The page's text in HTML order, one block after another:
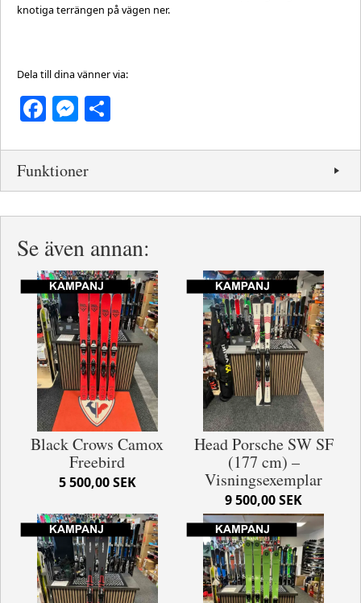
knotiga terrängen på vägen ner.
Dela till dina vänner via:
Facebook
Messenger
Funktioner
Se även annan:
Black Crows Camox
Freebird
5 500,00 SEK
Head Porsche SW SF
(177 cm) –
Visningsexemplar
9 500,00 SEK